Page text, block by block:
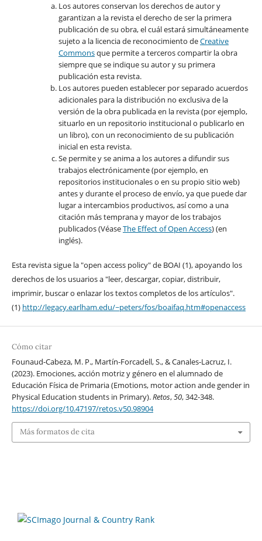
Los autores conservan los derechos de autor y
garantizan a la revista el derecho de ser la primera
publicación de su obra, el cuál estará simultáneamente
sujeto a la licencia de reconocimiento deCreative
Commonsque permite a terceros compartir la obra
siempre que se indique su autor y su primera
publicación esta revista.
Los autores pueden establecer por separado acuerdos
adicionales para la distribución no exclusiva de la
versión de la obra publicada en la revista (por ejemplo,
situarlo en un repositorio institucional o publicarlo en
un libro), con un reconocimiento de su publicación
inicial en esta revista.
Se permite y se anima a los autores a difundir sus
trabajos electrónicamente (por ejemplo, en
repositorios institucionales o en su propio sitio web)
antes y durante el proceso de envío, ya que puede dar
lugar a intercambios productivos, así como a una
citación más temprana y mayor de los trabajos
publicados (VéaseThe Effect of Open Access) (en
inglés).
Esta revista sigue la "open access policy" de BOAI (1), apoyando los
derechos de los usuarios a "leer, descargar, copiar, distribuir,
imprimir, buscar o enlazar los textos completos de los artículos".
(1) http://legacy.earlham.edu/~peters/fos/boaifaq.htm#openaccess
Cómo citar
Founaud-Cabeza, M. P., Martín-Forcadell, S., & Canales-Lacruz, I.
(2023). Emociones, acción motriz y género en el alumnado de
Educación Física de Primaria (Emotions, motor action ande gender in
Physical Education students in Primary).Retos,50, 342-348.
https://doi.org/10.47197/retos.v50.98904
Más formatos de cita